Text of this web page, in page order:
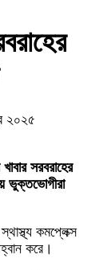
২০২৫
সরবরাহের
ভুক্তভোগীরা
কমপ্লেক্স
করে।